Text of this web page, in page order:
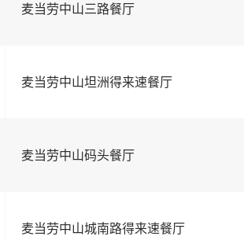
麦当劳中山三路餐厅
麦当劳中山坦洲得来速餐厅
麦当劳中山码头餐厅
麦当劳中山城南路得来速餐厅